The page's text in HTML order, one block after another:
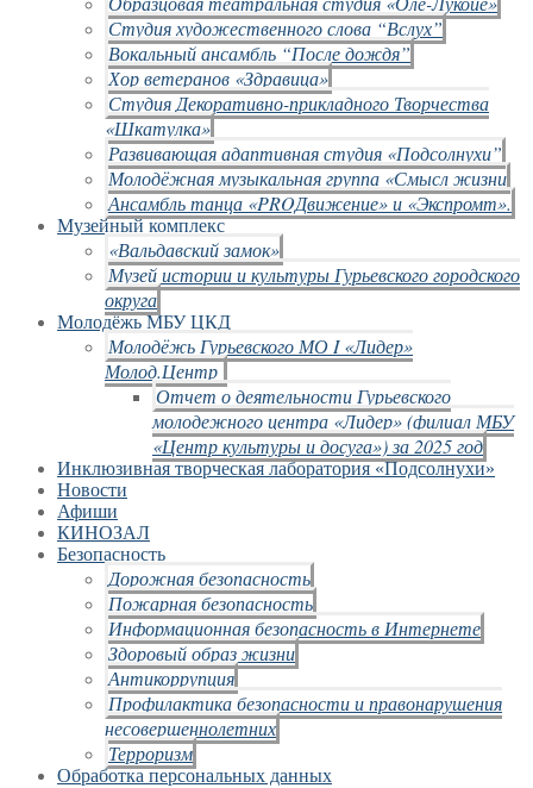
Студия художественного слова “Вслух”
Вокальный ансамбль “После дождя”
Хор ветеранов «Здравица»
Студия Декоративно-прикладного Творчества
«Шкатулка»
Развивающая адаптивная студия «Подсолнухи”
Молодёжная музыкальная группа «Смысл жизни
Ансамбль танца «PROДвижение» и «Экспромт».
Музейный комплекс
«Вальдавский замок»
Музей истории и культуры Гурьевского городского
округа
Молодёжь МБУ ЦКД
Молодёжь Гурьевского МО I «Лидер»
Молод.Центр
Отчет о деятельности Гурьевского
молодежного центра «Лидер» (филиал МБУ
«Центр культуры и досуга») за 2025 год
Инклюзивная творческая лаборатория «Подсолнухи»
Новости
Афиши
КИНОЗАЛ
Безопасность
Дорожная безопасность
Пожарная безопасность
Информационная безопасность в Интернете
Здоровый образ жизни
Антикоррупция
Профилактика безопасности и правонарушения
несовершеннолетних
Терроризм
Обработка персональных данных